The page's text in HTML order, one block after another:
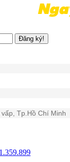
Đăng ký!
Tp.Hồ Chí Minh